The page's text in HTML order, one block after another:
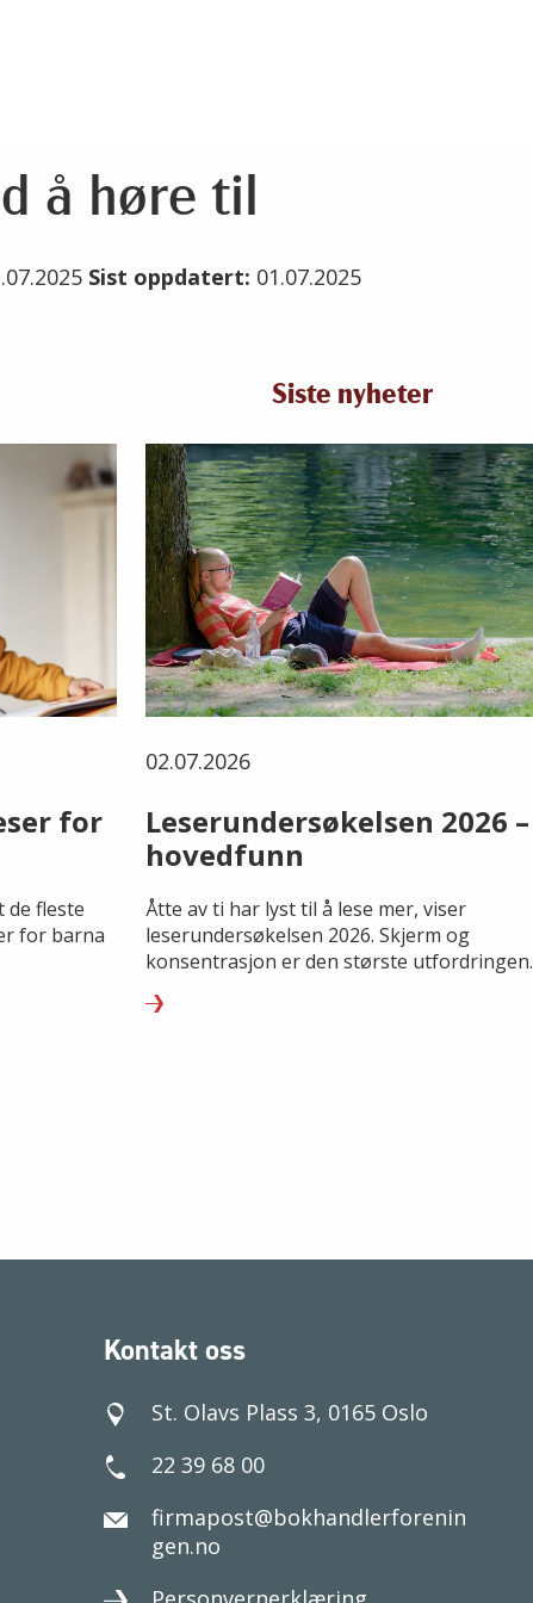
å høre til
Sist oppdatert: 01.07.2025
Siste nyheter
for
de fleste
for barna
02.07.2026
Leserundersøkelsen 2026 –
hovedfunn
Åtte av ti har lyst til å lese mer, viser
leserundersøkelsen 2026. Skjerm og
konsentrasjon er den største utfordringen.
Kontakt oss
St. Olavs Plass 3, 0165 Oslo
22 39 68 00
firmapost@bokhandlerforenin
gen.no